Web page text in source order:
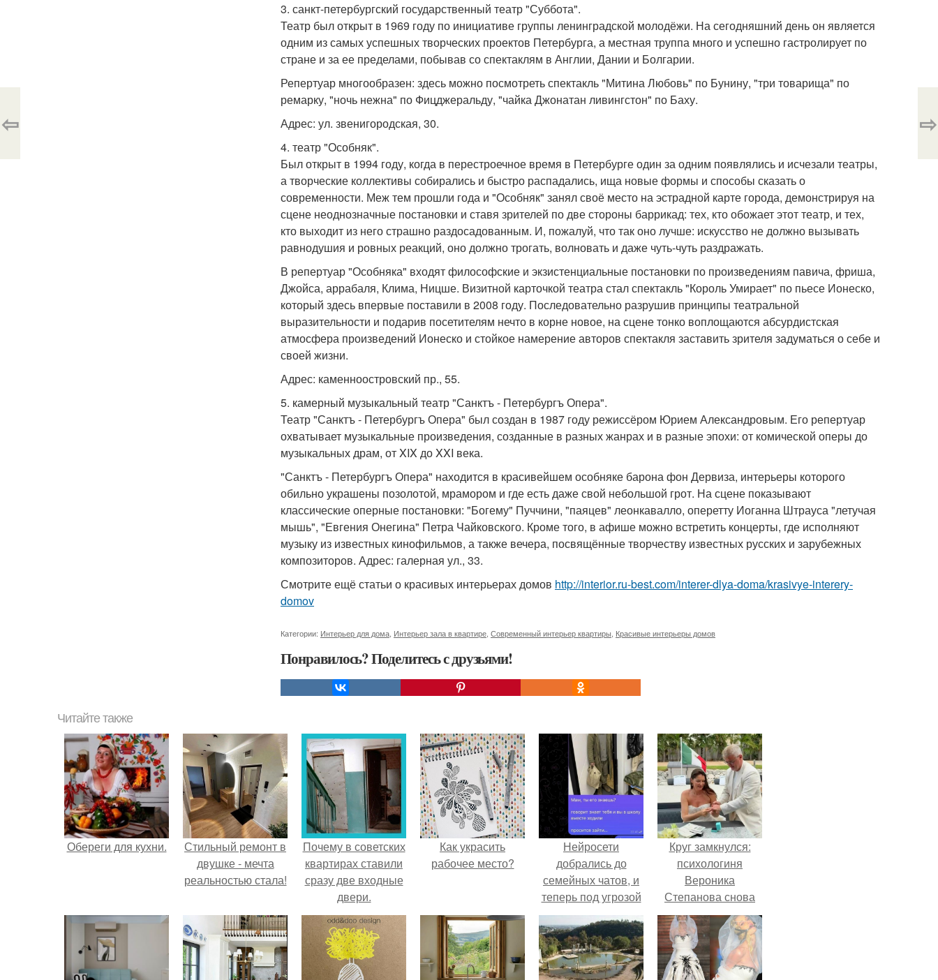
3. санкт-петербургский государственный театр "Суббота".
Театр был открыт в 1969 году по инициативе группы ленинградской молодёжи. На сегодняшний день он является
одним из самых успешных творческих проектов Петербурга, а местная труппа много и успешно гастролирует по
стране и за ее пределами, побывав со спектаклям в Англии, Дании и Болгарии.
Репертуар многообразен: здесь можно посмотреть спектакль "Митина Любовь" по Бунину, "три товарища" по
ремарку, "ночь нежна" по Фицджеральду, "чайка Джонатан ливингстон" по Баху.
Адрес: ул. звенигородская, 30.
4. театр "Особняк".
Был открыт в 1994 году, когда в перестроечное время в Петербурге один за одним появлялись и исчезали театры,
а творческие коллективы собирались и быстро распадались, ища новые формы и способы сказать о
современности. Меж тем прошли года и "Особняк" занял своё место на эстрадной карте города, демонстрируя на
сцене неоднозначные постановки и ставя зрителей по две стороны баррикад: тех, кто обожает этот театр, и тех,
кто выходит из него страшно раздосадованным. И, пожалуй, что так оно лучше: искусство не должно вызывать
равнодушия и ровных реакций, оно должно трогать, волновать и даже чуть-чуть раздражать.
В репертуар "Особняка" входят философские и экзистенциальные постановки по произведениям павича, фриша,
Джойса, аррабаля, Клима, Ницше. Визитной карточкой театра стал спектакль "Король Умирает" по пьесе Ионеско,
который здесь впервые поставили в 2008 году. Последовательно разрушив принципы театральной
выразительности и подарив посетителям нечто в корне новое, на сцене тонко воплощаются абсурдистская
атмосфера произведений Ионеско и стойкое намерение авторов спектакля заставить зрителя задуматься о себе и
своей жизни.
Адрес: каменноостровский пр., 55.
5. камерный музыкальный театр "Санктъ - Петербургъ Опера".
Театр "Санктъ - Петербургъ Опера" был создан в 1987 году режиссёром Юрием Александровым. Его репертуар
охватывает музыкальные произведения, созданные в разных жанрах и в разные эпохи: от комической оперы до
музыкальных драм, от XIX до XXI века.
"Санктъ - Петербургъ Опера" находится в красивейшем особняке барона фон Дервиза, интерьеры которого
обильно украшены позолотой, мрамором и где есть даже свой небольшой грот. На сцене показывают
классические оперные постановки: "Богему" Пуччини, "паяцев" леонкавалло, оперетту Иоганна Штрауса "летучая
мышь", "Евгения Онегина" Петра Чайковского. Кроме того, в афише можно встретить концерты, где исполняют
музыку из известных кинофильмов, а также вечера, посвящённые творчеству известных русских и зарубежных
композиторов. Адрес: галерная ул., 33.
Смотрите ещё статьи о красивых интерьерах домов http://interior.ru-best.com/interer-dlya-doma/krasivye-interery-
domov
Категории: Интерьер для дома Интерьер зала в квартире Современный интерьер квартиры Красивые интерьеры домов
Понравилось? Поделитесь с друзьями!
⇦ ⇨
Читайте также
Обереги для кухни.
Стильный ремонт в
двушке - мечта
реальностью стала!
Почему в советских
квартирах ставили
сразу две входные
двери.
Как украсить
рабочее место?
Нейросети
добрались до
семейных чатов, и
теперь под угрозой
мамины нервы.
Круг замкнулся:
психологиня
Вероника
Степанова снова
вышла замуж за
собственного
бывшего мужа.